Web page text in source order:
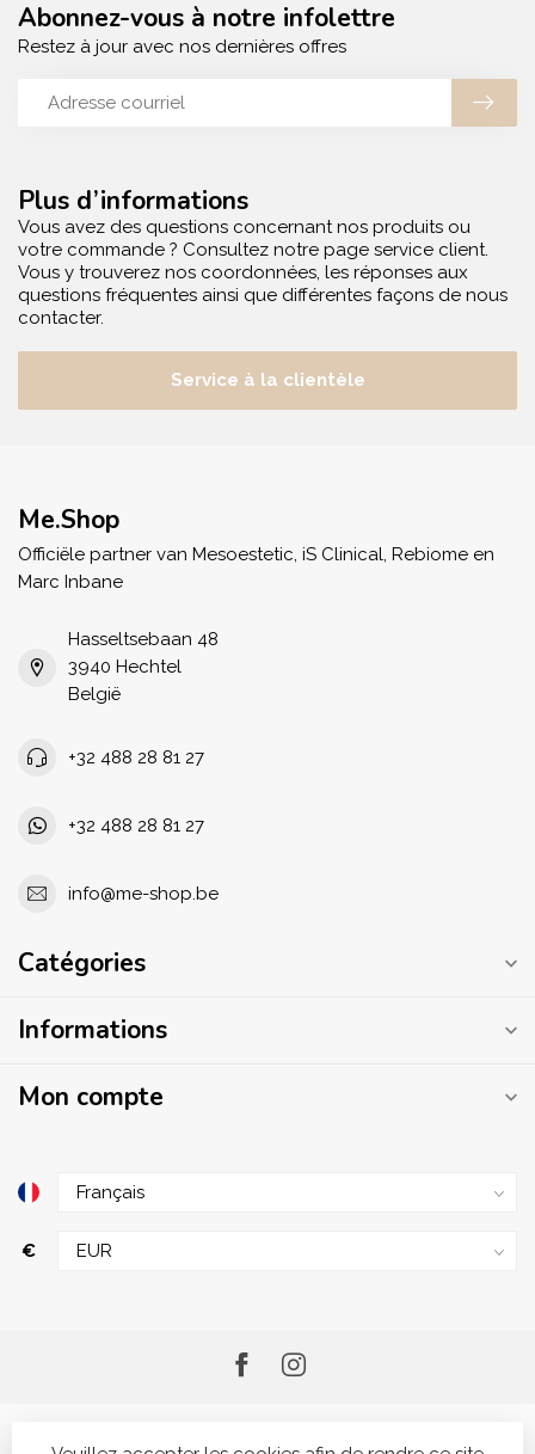
Plus d’informations
Vous avez des questions concernant nos produits ou
votre commande ? Consultez notre page service client.
Vous y trouverez nos coordonnées, les réponses aux
questions fréquentes ainsi que différentes façons de nous
contacter.
Service à la clientèle
Abonnez-vous à notre infolettre
Restez à jour avec nos dernières offres
Me.Shop
Officiële partner van Mesoestetic, iS Clinical, Rebiome en
Marc Inbane
Hasseltsebaan 48
3940 Hechtel
België
+32 488 28 81 27
+32 488 28 81 27
info@me-shop.be
Catégories
Informations
Mon compte
€